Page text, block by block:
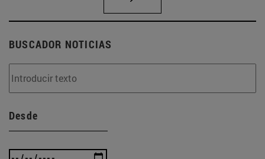
BUSCADOR NOTICIAS
Desde